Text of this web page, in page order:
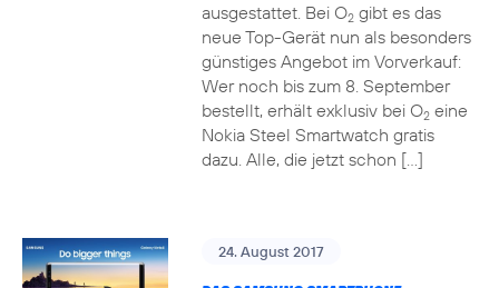
ausgestattet. Bei O2gibt es das
neue Top-Gerät nun als besonders
günstiges Angebot im Vorverkauf:
Wer noch bis zum 8. September
bestellt, erhält exklusiv bei O2eine
Nokia Steel Smartwatch gratis
dazu. Alle, die jetzt schon […]
24. August 2017